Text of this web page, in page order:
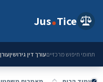
Jus Tice
תחומי חיפוש מרכזייםעורך דין גירושין